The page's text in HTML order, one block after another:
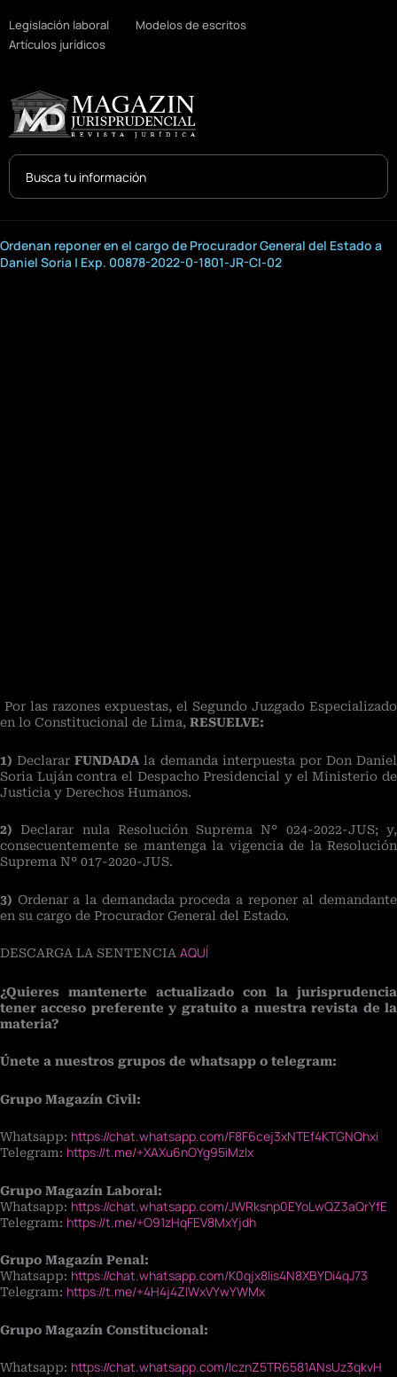
Legislación laboral
Modelos de escritos
Artículos jurídicos
Search
Ordenan reponer en el cargo de Procurador General del Estado a
Daniel Soria | Exp. 00878-2022-0-1801-JR-CI-02
Por las razones expuestas, el Segundo Juzgado Especializado
en lo Constitucional de Lima, RESUELVE:
1) DeclararFUNDADA la demanda interpuesta por Don Daniel
Soria Luján contra el Despacho Presidencial y el Ministerio de
Justicia y Derechos Humanos.
2) Declarar nula Resolución Suprema N° 024-2022-JUS; y,
consecuentemente se mantenga la vigencia de la Resolución
Suprema N° 017-2020-JUS.
3) Ordenar a la demandada proceda a reponer al demandante
en su cargo de Procurador General del Estado.
DESCARGA LA SENTENCIA AQUÍ
¿Quieres mantenerte actualizado con la jurisprudencia
tener acceso preferente y gratuito a nuestra revista de la
materia?
Únete a nuestros grupos de whatsapp o telegram:
Grupo Magazín Civil:
Whatsapp: https://chat.whatsapp.com/F8F6cej3xNTEf4KTGNQhxi
Telegram: https://t.me/+XAXu6nOYg95iMzIx
Grupo Magazín Laboral:
Whatsapp: https://chat.whatsapp.com/JWRksnp0EYoLwQZ3aQrYfE
Telegram: https://t.me/+O91zHqFEV8MxYjdh
Grupo Magazín Penal:
Whatsapp: https://chat.whatsapp.com/K0qjx8lis4N8XBYDi4qJ73
Telegram: https://t.me/+4H4j4ZlWxVYwYWMx
Grupo Magazín Constitucional:
Whatsapp: https://chat.whatsapp.com/IcznZ5TR6581ANsUz3qkvH